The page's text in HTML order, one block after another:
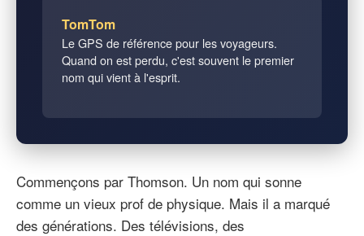
TomTom
Le GPS de référence pour les voyageurs.
Quand on est perdu, c'est souvent le premier
nom qui vient à l'esprit.
Commençons par Thomson. Un nom qui sonne
comme un vieux prof de physique. Mais il a marqué
des générations. Des télévisions, des